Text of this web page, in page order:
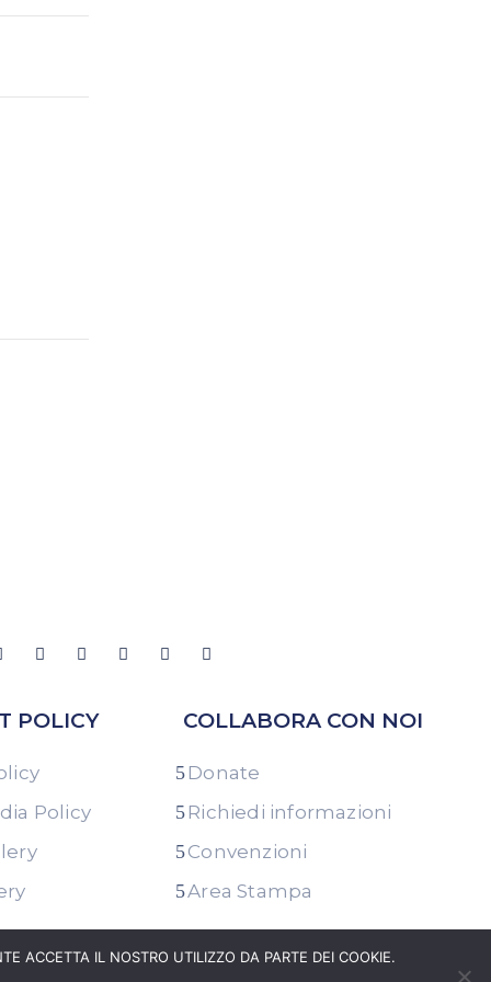
POLICY
Policy
COLLABORA CON NOI
Donate
Richiedi informazioni
Convenzioni
Area Stampa
ACCETTA IL NOSTRO UTILIZZO DA PARTE DEI COOKIE.